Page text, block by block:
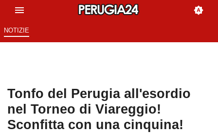
NOTIZIE
Tonfo del Perugia all'esordio
nel Torneo di Viareggio!
Sconfitta con una cinquina!